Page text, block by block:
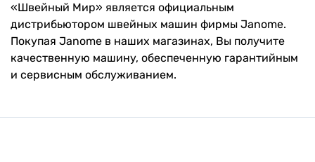
«Швейный Мир» является официальным
дистрибьютором швейных машин фирмы Janome.
Покупая Janome в наших магазинах, Вы получите
качественную машину, обеспеченную гарантийным
и сервисным обслуживанием.